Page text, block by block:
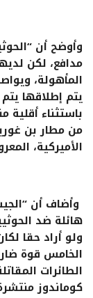
وأوضح أن
مدافع، لكن
المأهولة،
يتم إطلاقها
باستثناء
من مطار بن
الأميركية،
وأضاف أن
هائلة ضد
ولو أراد حقا
الخامس قوة
الطائرات
كوماندوز